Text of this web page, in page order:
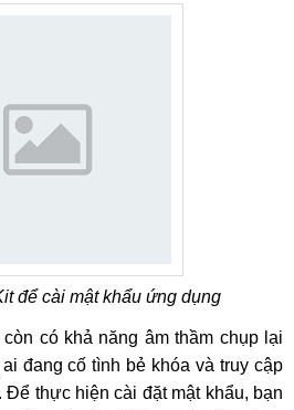
để cài mật khẩu ứng dụng
có khả năng âm thầm chụp lại
đang cố tình bẻ khóa và truy cập
thực hiện cài đặt mật khẩu, bạn